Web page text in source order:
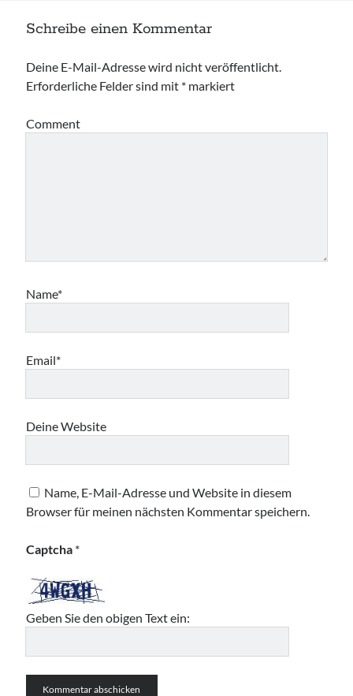
Schreibe einen Kommentar
Deine E-Mail-Adresse wird nicht veröffentlicht.
Erforderliche Felder sind mit * markiert
Comment
Name*
Email*
Deine Website
Name, E-Mail-Adresse und Website in diesem
Browser für meinen nächsten Kommentar speichern.
Captcha *
Geben Sie den obigen Text ein: